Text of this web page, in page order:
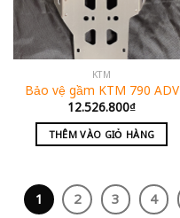
KTM
Bảo vệ gầm KTM 790 ADV
12.526.800₫
THÊM VÀO GIỎ HÀNG
1 2 3 4